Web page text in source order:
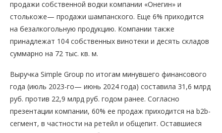
продажи собственной водки компании «Онегин» и
столькоже— продажи шампанского. Еще 6% приходится
на безалкогольную продукцию. Компании также
принадлежат 104 собственных винотеки и десять складов
суммарно на 72 тыс. кв. м.
Выручка Simple Group по итогам минувшего финансового
года (июль 2023-го— июнь 2024 года) составила 31,6 млрд
руб. против 22,9 млрд руб. годом ранее. Согласно
презентации компании, 60% ее продаж приходится на b2b-
сегмент, в частности на ретейл и общепит. Оставшиеся